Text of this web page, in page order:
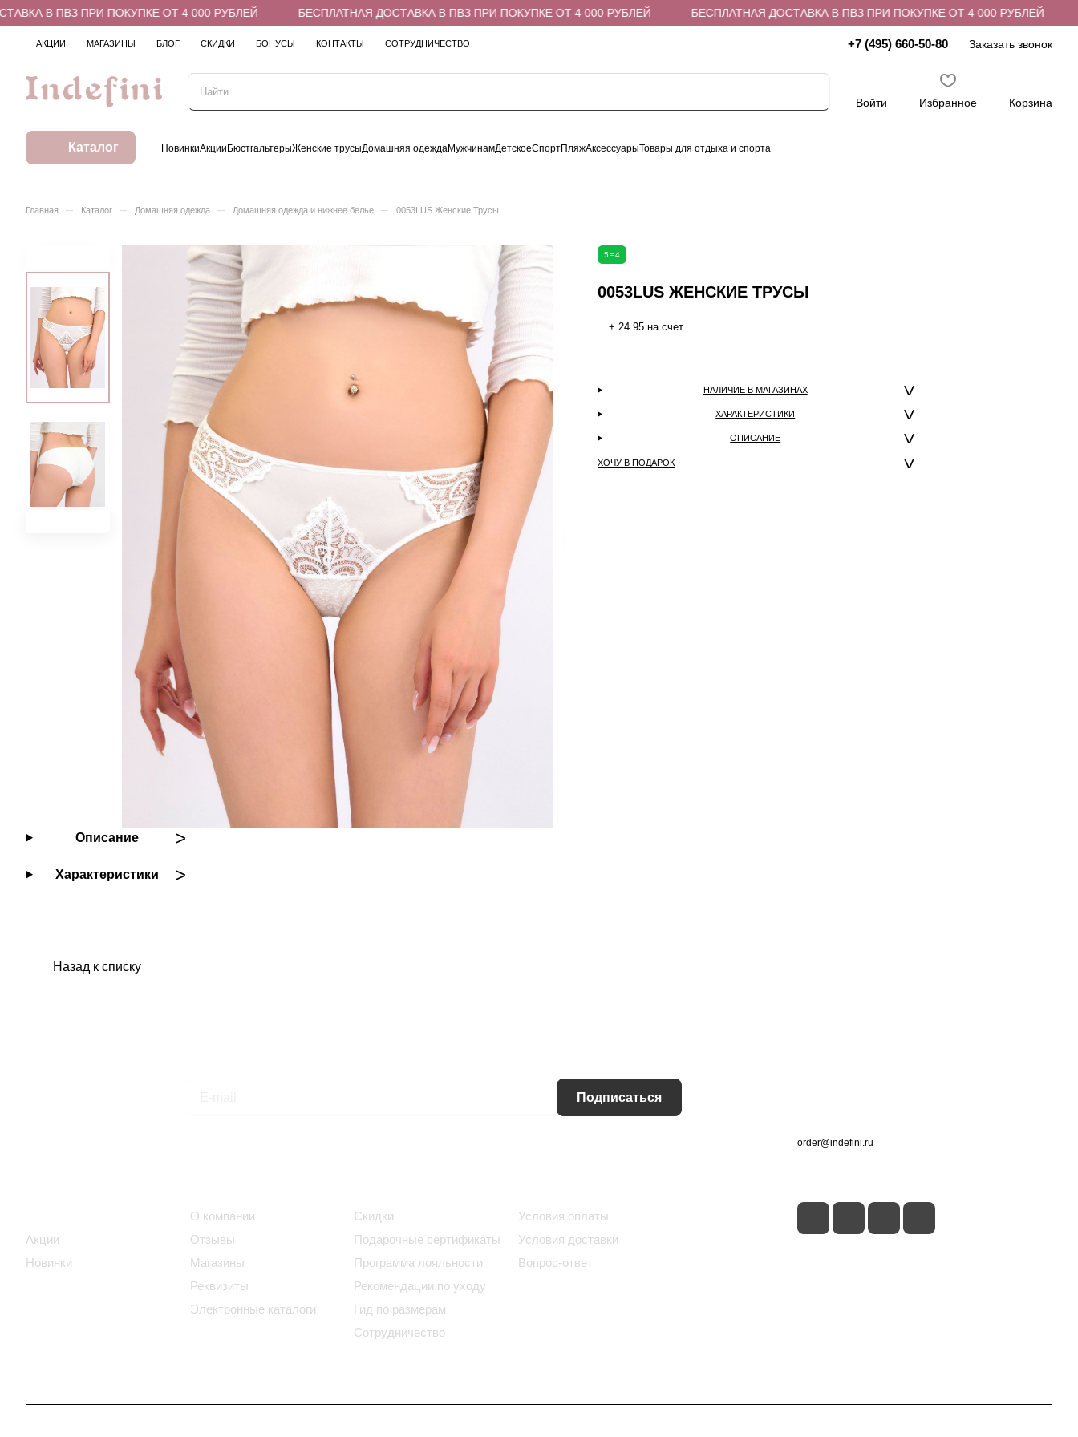
В ПВЗ ПРИ ПОКУПКЕ ОТ 4 000 РУБЛЕЙ БЕСПЛАТНАЯ ДОСТАВКА В ПВЗ ПРИ ПОКУПКЕ ОТ 4 000 РУБЛЕЙ БЕСПЛАТНАЯ ДОСТАВКА В ПВЗ ПРИ ПОКУПКЕ ОТ 4 000 РУБЛЕЙ
АКЦИИ МАГАЗИНЫ БЛОГ СКИДКИ БОНУСЫ КОНТАКТЫ СОТРУДНИЧЕСТВО +7 (495) 660-50-80 Заказать звонок
Войти Избранное Корзина
Каталог НовинкиАкцииБюстгальтерыЖенские трусыДомашняя одеждаМужчинамДетскоеСпортПляжАксессуарыТовары для отдыха и спорта
Главная – Каталог – Домашняя одежда – Домашняя одежда и нижнее белье – 0053LUS Женские Трусы
5=4
0053LUS ЖЕНСКИЕ ТРУСЫ
+ 24.95 на счет
НАЛИЧИЕ В МАГАЗИНАХ
ХАРАКТЕРИСТИКИ
ОПИСАНИЕ
ХОЧУ В ПОДАРОК
Описание
Характеристики
Назад к списку
Подписаться
Акции
Новинки
О компании
Отзывы
Магазины
Реквизиты
Электронные каталоги
Скидки
Подарочные сертификаты
Программа лояльности
Рекомендации по уходу
Гид по размерам
Сотрудничество
Условия оплаты
Условия доставки
Вопрос-ответ
order@indefini.ru